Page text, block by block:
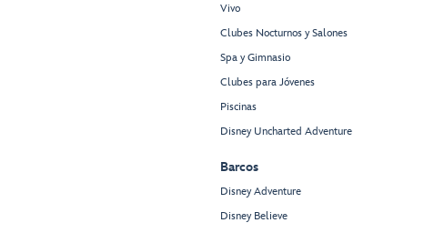
Vivo
Clubes Nocturnos y Salones
Spa y Gimnasio
Clubes para Jóvenes
Piscinas
Disney Uncharted Adventure
Barcos
Disney Adventure
Disney Believe